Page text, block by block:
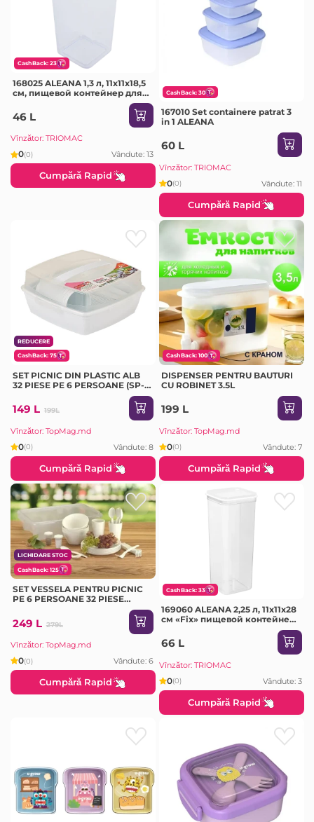
CashBack: 23
168025 ALEANA 1,3 л, 11x11x18,5
см, пищевой контейнер для
46 L
Vînzător: TRIOMAC
0(0) Vândute: 13
Cumpără Rapid
CashBack: 30
167010 Set containere patrat 3
in 1 ALEANA
60 L
Vînzător: TRIOMAC
0(0) Vândute: 11
Cumpără Rapid
REDUCERE
CashBack: 75
SET PICNIC DIN PLASTIC ALB
32 PIESE PE 6 PERSOANE (SP-
149 L 199L
Vînzător: TopMag.md
0(0) Vândute: 8
Cumpără Rapid
CashBack: 100
DISPENSER PENTRU BAUTURI
CU ROBINET 3.5L
199 L
Vînzător: TopMag.md
0(0) Vândute: 7
Cumpără Rapid
LICHIDARE STOC
CashBack: 125
SET VESSELA PENTRU PICNIC
PE 6 PERSOANE 32 PIESE
249 L 279L
Vînzător: TopMag.md
0(0) Vândute: 6
Cumpără Rapid
CashBack: 33
169060 ALEANA 2,25 л, 11x11x28
см «Fix» пищевой контейнер
66 L
Vînzător: TRIOMAC
0(0) Vândute: 3
Cumpără Rapid